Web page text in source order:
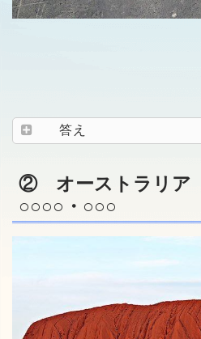
答え
② オーストラリア
○○○○・○○○